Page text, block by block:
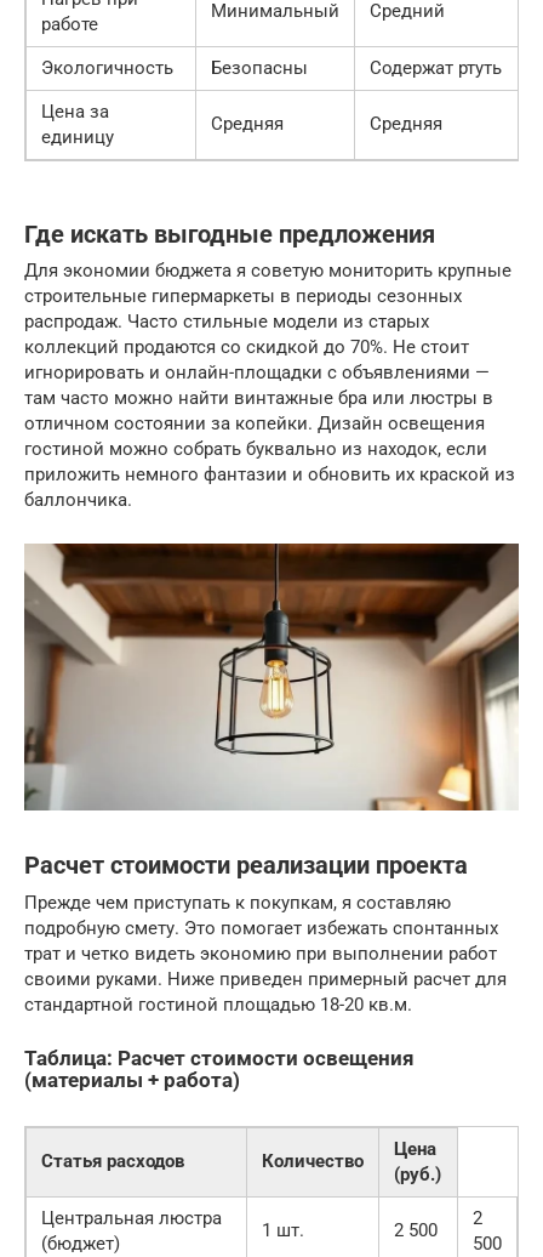
работе
Минимальный Средний
Экологичность Безопасны
Содержат ртуть
Цена за
единицу
Средняя Средняя
Где искать выгодные предложения
Для экономии бюджета я советую мониторить крупные
строительные гипермаркеты в периоды сезонных
распродаж. Часто стильные модели из старых
коллекций продаются со скидкой до 70%. Не стоит
игнорировать и онлайн-площадки с объявлениями —
там часто можно найти винтажные бра или люстры в
отличном состоянии за копейки. Дизайн освещения
гостиной можно собрать буквально из находок, если
приложить немного фантазии и обновить их краской из
баллончика.
Расчет стоимости реализации проекта
Прежде чем приступать к покупкам, я составляю
подробную смету. Это помогает избежать спонтанных
трат и четко видеть экономию при выполнении работ
своими руками. Ниже приведен примерный расчет для
стандартной гостиной площадью 18-20 кв.м.
Таблица: Расчет стоимости освещения
(материалы + работа)
Статья расходов Количество
Цена
(руб.)
Центральная люстра
(бюджет)
1 шт. 2 500
2
500